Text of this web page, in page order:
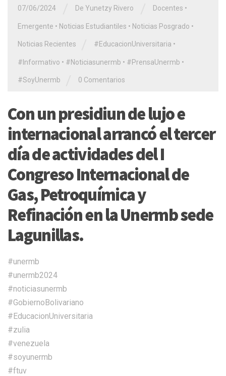
07/06/2024 De Yunetzy Rivero Docentes •
Emergente • Noticias Estudiantiles • Noticias Posgrado •
Noticias Recientes #EducacionUniversitaria •
#Informativo • #Noticiasunermb • #PrensaUnermb •
#SoyUnermb 0 Comentarios
Con un presidiun de lujo e
internacional arrancó el tercer
día de actividades del I
Congreso Internacional de
Gas, Petroquímica y
Refinación en la Unermb sede
Lagunillas.
#unermb
#unermb2024
#noticiasunermb
#GobiernoBolivariano
#EducacionUniversitaria
#zulia
#venezuela
#soyunermb
#ftuv